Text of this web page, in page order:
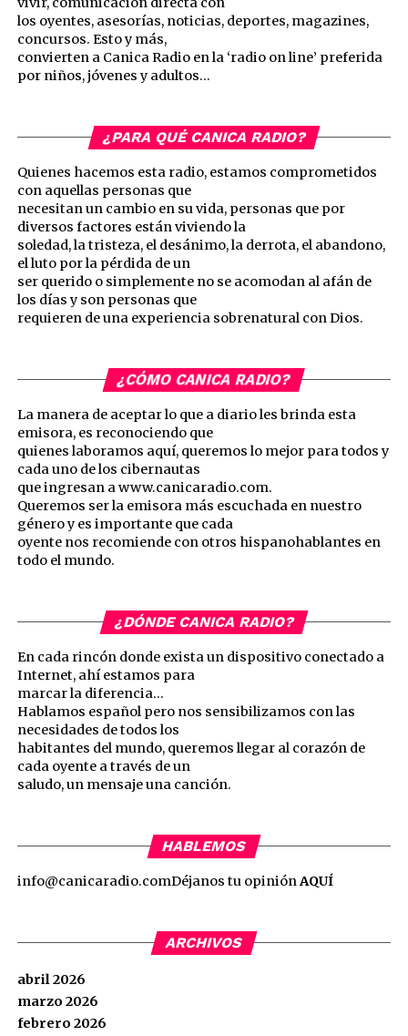
los oyentes, asesorías, noticias, deportes, magazines,
concursos. Esto y más,
convierten a Canica Radio en la ‘radio on line’ preferida
por niños, jóvenes y adultos…
¿PARA QUÉ CANICA RADIO?
Quienes hacemos esta radio, estamos comprometidos
con aquellas personas que
necesitan un cambio en su vida, personas que por
diversos factores están viviendo la
soledad, la tristeza, el desánimo, la derrota, el abandono,
el luto por la pérdida de un
ser querido o simplemente no se acomodan al afán de
los días y son personas que
requieren de una experiencia sobrenatural con Dios.
¿CÓMO CANICA RADIO?
La manera de aceptar lo que a diario les brinda esta
emisora, es reconociendo que
quienes laboramos aquí, queremos lo mejor para todos y
cada uno de los cibernautas
que ingresan a www.canicaradio.com.
Queremos ser la emisora más escuchada en nuestro
género y es importante que cada
oyente nos recomiende con otros hispanohablantes en
todo el mundo.
¿DÓNDE CANICA RADIO?
En cada rincón donde exista un dispositivo conectado a
Internet, ahí estamos para
marcar la diferencia…
Hablamos español pero nos sensibilizamos con las
necesidades de todos los
habitantes del mundo, queremos llegar al corazón de
cada oyente a través de un
saludo, un mensaje una canción.
HABLEMOS
info@canicaradio.comDéjanos tu opiniónAQUÍ
ARCHIVOS
abril 2026
marzo 2026
febrero 2026